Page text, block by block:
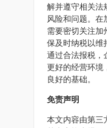
解并遵守相关法
风险和问题。在
需要密切关注加
保及时纳税以维
通过合法报税，
更好的经营环境
良好的基础。
免责声明
本文内容由第三